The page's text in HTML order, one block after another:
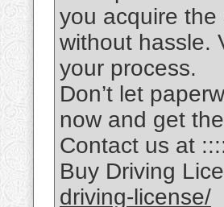
you acquire the
without hassle.
your process.
Don’t let
now and get
Contact us at
Buy Driving
driving-license/